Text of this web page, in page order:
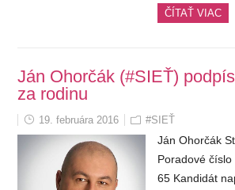
ČÍTAŤ VIAC
Ján Ohorčák (#SIEŤ)
za rodinu
19. februára 2016 #SIEŤ
Ján Ohorčák
Poradové
65 Kandidát